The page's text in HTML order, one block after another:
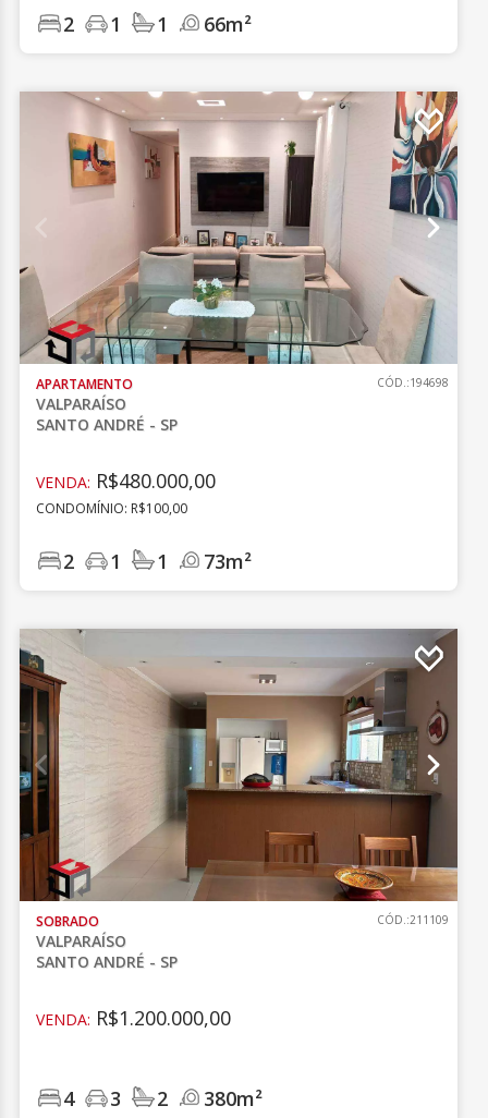
2 1 1 66m²
APARTAMENTO
VALPARAÍSO
SANTO ANDRÉ - SP
CÓD.:194698
VENDA: R$480.000,00
CONDOMÍNIO: R$100,00
2 1 1 73m²
SOBRADO
VALPARAÍSO
SANTO ANDRÉ - SP
CÓD.:211109
VENDA: R$1.200.000,00
4 3 2 380m²